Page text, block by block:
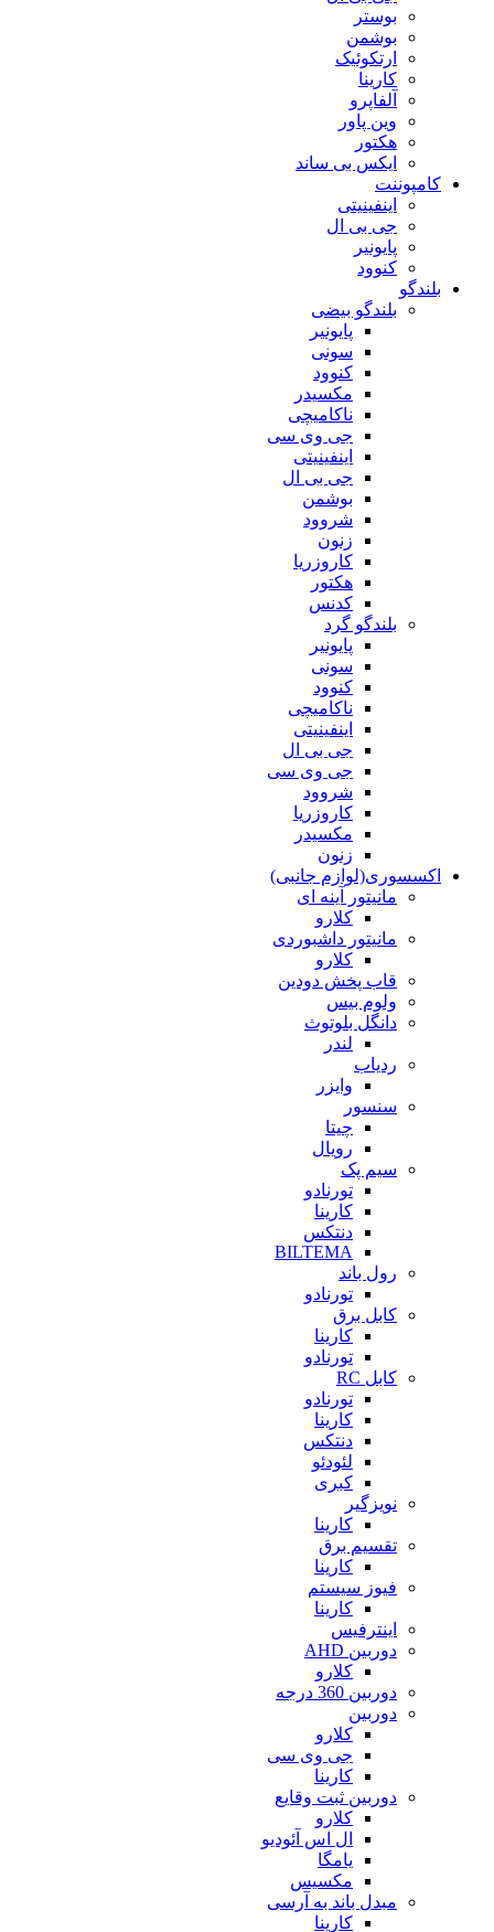
بوستر
بوشمن
ارتکوئیک
کارینا
آلفاپرو
وین پاور
هکتور
ایکس بی ساند
کامپوننت
اینفینیتی
جی بی ال
پایونیر
کنوود
بلندگو
بلندگو بیضی
پایونیر
سونی
کنوود
مکسیدر
ناکامیچی
جی وی سی
اینفینیتی
جی بی ال
بوشمن
شروود
زنون
کاروزریا
هکتور
کدنس
بلندگو گرد
پایونیر
سونی
کنوود
ناکامیچی
اینفینیتی
جی بی ال
جی وی سی
شروود
کاروزریا
مکسیدر
زنون
اکسسوری(لوازم جانبی)
مانیتور آینه ای
کلارو
مانیتور داشبوردی
کلارو
قاب پخش دودین
ولوم بیس
دانگل بلوتوث
لندر
ردیاب
وایزر
سنسور
چیتا
رویال
سیم پک
تورنادو
کارینا
دنتکس
BILTEMA
رول باند
تورنادو
کابل برق
کارینا
تورنادو
کابل RC
تورنادو
کارینا
دنتکس
لئودئو
کبری
نویزگیر
کارینا
تقسیم برق
کارینا
فیوز سیستم
کارینا
اینترفیس
دوربین AHD
کلارو
دوربین 360 درجه
دوربین
کلارو
جی وی سی
کارینا
دوربین ثبت وقایع
کلارو
ال اس آئودیو
یامگا
مکسیس
مبدل باند به آرسی
کارینا